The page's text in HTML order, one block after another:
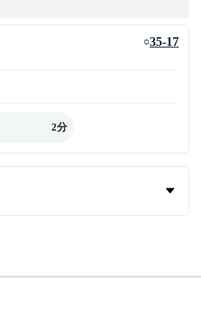
○35-17
2分